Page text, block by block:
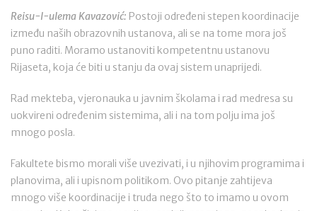
Reisu-l-ulema Kavazović: Postoji određeni stepen koordinacije
između naših obrazovnih ustanova, ali se na tome mora još
puno raditi. Moramo ustanoviti kompetentnu ustanovu
Rijaseta, koja će biti u stanju da ovaj sistem unaprijedi.
Rad mekteba, vjeronauka u javnim školama i rad medresa su
uokvireni određenim sistemima, ali i na tom polju ima još
mnogo posla.
Fakultete bismo morali više uvezivati, i u njihovim programima i
planovima, ali i upisnom politikom. Ovo pitanje zahtijeva
mnogo više koordinacije i truda nego što to imamo u ovom